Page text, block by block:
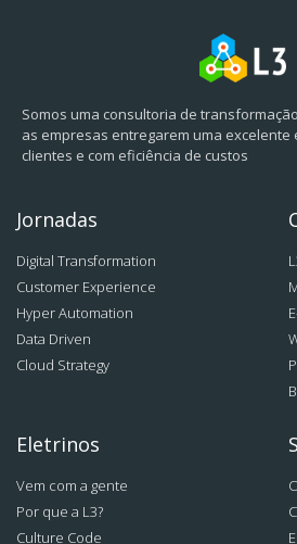
Somos uma consultoria de
as empresas entregarem uma excelente
clientes e com eficiência de custos
Jornadas
Digital Transformation
Customer Experience
Hyper Automation
Data Driven
Cloud Strategy
Eletrinos
Vem com a gente
Por que a L3?
Culture Code